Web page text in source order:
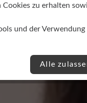
zu erhalten
und der
Alle